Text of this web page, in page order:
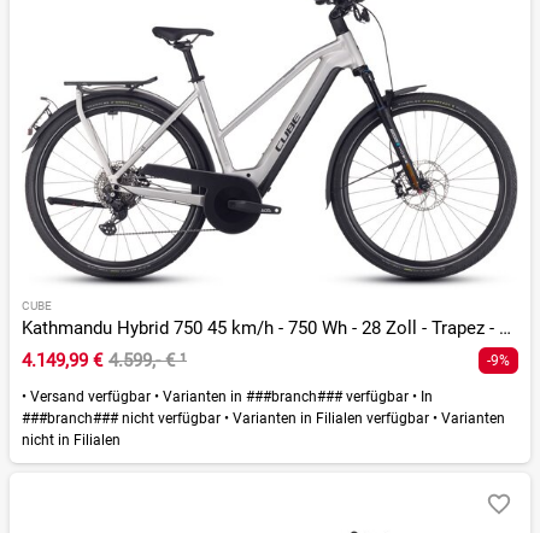
CUBE
Kathmandu Hybrid 750 45 km/h - 750 Wh - 28 Zoll - Trapez - 2026
4.149,99 € 4.599,- €¹ -9%
• Versand verfügbar • Varianten in ###branch### verfügbar • In
###branch### nicht verfügbar • Varianten in Filialen verfügbar • Varianten
nicht in Filialen